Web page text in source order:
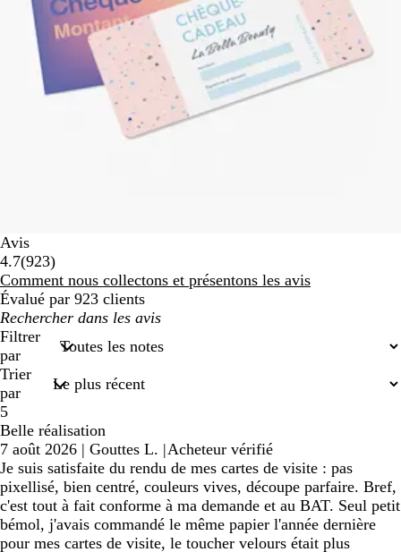
Avis
4.7(923923
avis
)
Comment nous collectons et présentons les avis
Évalué par 923 clients
Mes
recherches
saisies
Filtrer
par
Trier
par
5
Belle réalisation
7 août 2026 | Gouttes L. |Acheteur vérifié
Je suis satisfaite du rendu de mes cartes de visite : pas
pixellisé, bien centré, couleurs vives, découpe parfaire. Bref,
c'est tout à fait conforme à ma demande et au BAT. Seul petit
bémol, j'avais commandé le même papier l'année dernière
pour mes cartes de visite, le toucher velours était plus